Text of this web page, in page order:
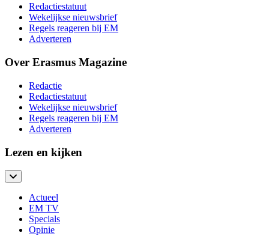
Redactiestatuut
Wekelijkse nieuwsbrief
Regels reageren bij EM
Adverteren
Over Erasmus Magazine
Redactie
Redactiestatuut
Wekelijkse nieuwsbrief
Regels reageren bij EM
Adverteren
Lezen en kijken
Actueel
EM TV
Specials
Opinie